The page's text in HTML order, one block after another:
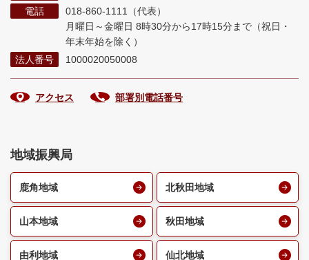
電話
018-860-1111（代表）
月曜日～金曜日 8時30分から17時15分まで （祝日・
年末年始を除く）
法人番号
1000020050008
アクセス 部署別電話番号
地域振興局
鹿角地域 北秋田地域
山本地域 秋田地域
由利地域 仙北地域